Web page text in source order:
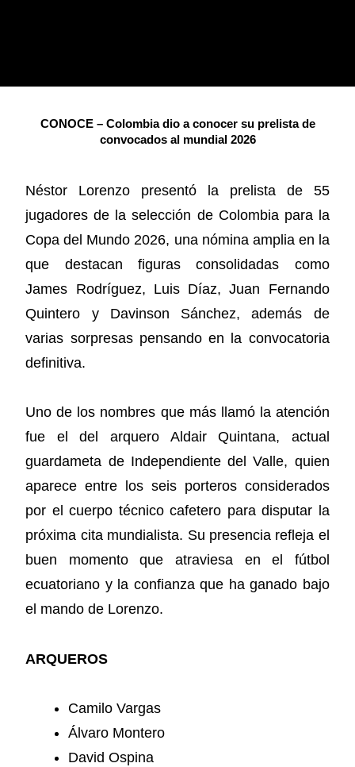
CONOCE – Colombia dio a conocer su prelista de
convocados al mundial 2026
Néstor Lorenzo presentó la prelista de 55
jugadores de la selección de Colombia para la
Copa del Mundo 2026, una nómina amplia en la
que destacan figuras consolidadas como
James Rodríguez, Luis Díaz, Juan Fernando
Quintero y Davinson Sánchez, además de
varias sorpresas pensando en la convocatoria
definitiva.
Uno de los nombres que más llamó la atención
fue el del arquero Aldair Quintana, actual
guardameta de Independiente del Valle, quien
aparece entre los seis porteros considerados
por el cuerpo técnico cafetero para disputar la
próxima cita mundialista. Su presencia refleja el
buen momento que atraviesa en el fútbol
ecuatoriano y la confianza que ha ganado bajo
el mando de Lorenzo.
ARQUEROS
Camilo Vargas
Álvaro Montero
David Ospina